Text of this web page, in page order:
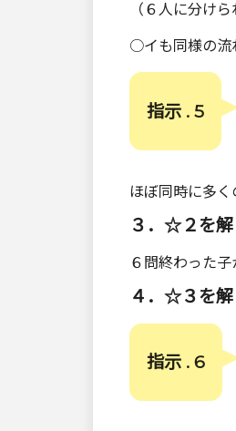
（６人に分け
○イも同様の流
指示 . 5
ほぼ同時に多く
３．☆２を解
６問終わった
４．☆３を解
指示 . 6